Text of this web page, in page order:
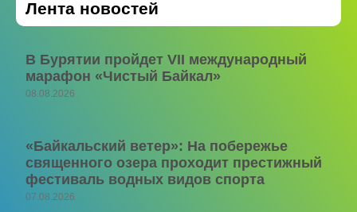
Лента новостей
В Бурятии пройдет VII международный
марафон «Чистый Байкал»
08.08.2026
«Байкальский ветер»: На побережье
священного озера проходит престижный
фестиваль водных видов спорта
07.08.2026